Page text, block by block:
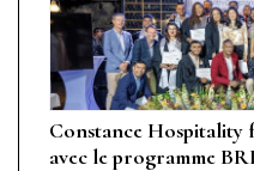
Constance Hospitality
avec le programme